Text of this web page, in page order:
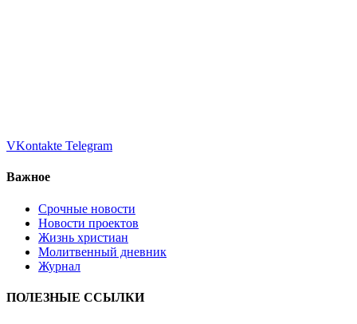
VKontakte Telegram
Важное
Срочные новости
Новости проектов
Жизнь христиан
Молитвенный дневник
Журнал
ПОЛЕЗНЫЕ ССЫЛКИ